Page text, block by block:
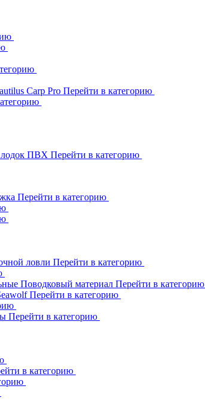
Carp Pro Перейти в категорию
лодок ПВХ Перейти в категорию
Перейти в категорию
ловли Перейти в категорию
Поводковый материал Перейти в категорию
Перейти в категорию
Перейти в категорию
в категорию